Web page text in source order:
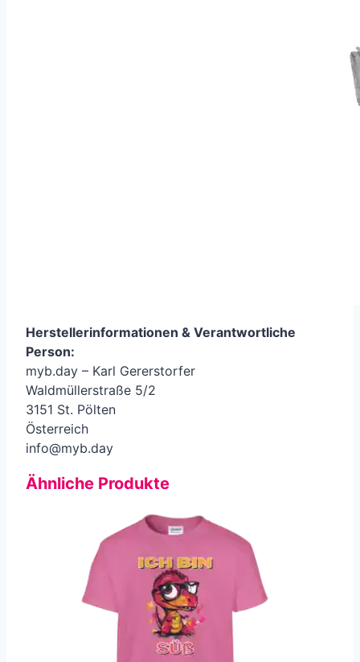
Herstellerinformationen & Verantwortliche
Person:
myb.day – Karl Gererstorfer
Waldmüllerstraße 5/2
3151 St. Pölten
Österreich
info@myb.day
Ähnliche Produkte